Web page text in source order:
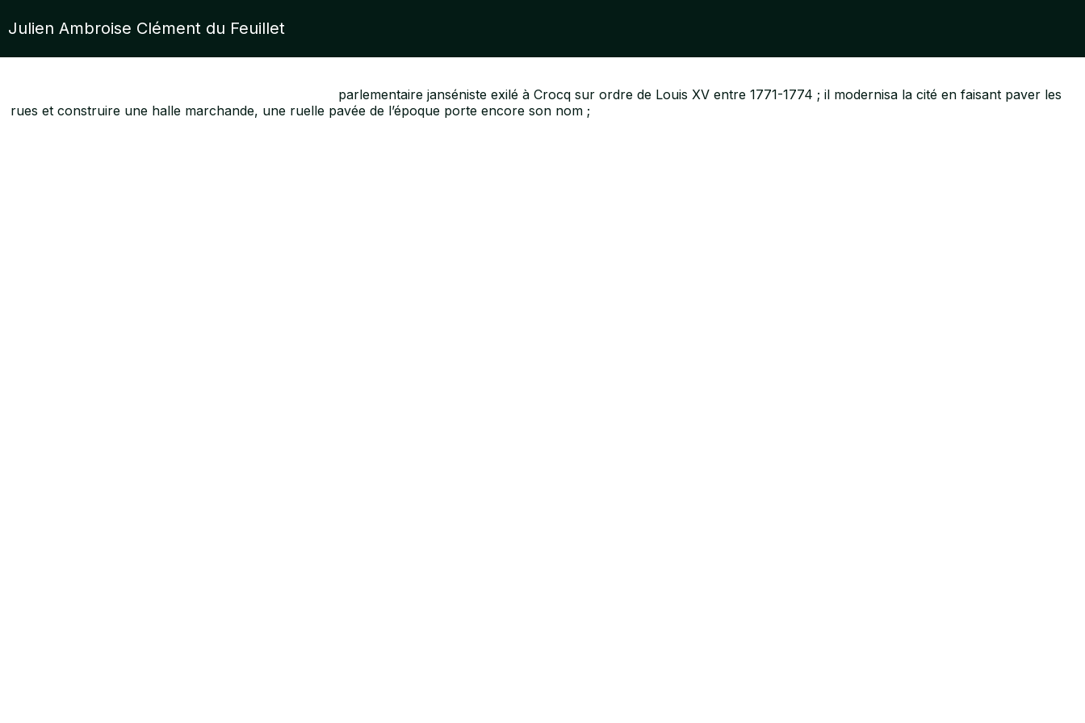
Julien Ambroise Clément du Feuillet
parlementaire janséniste exilé à Crocq sur ordre de Louis XV entre 1771-1774 ; il modernisa la cité en faisant paver les
rues et construire une halle marchande, une ruelle pavée de l’époque porte encore son nom ;